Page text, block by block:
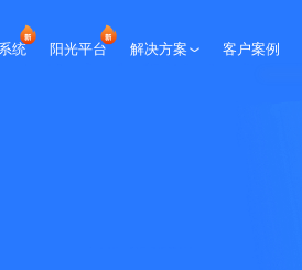
统 阳光平台 解决方案 客户案例